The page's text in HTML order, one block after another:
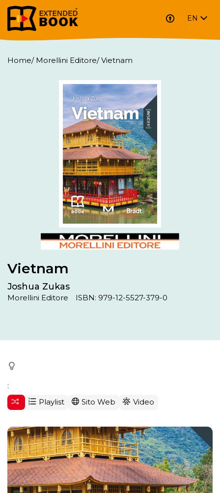
EN
Home/ Morellini Editore/ Vietnam
Vietnam
Joshua Zukas
Morellini Editore ISBN: 979-12-5527-379-0
:
Playlist
Sito Web Video